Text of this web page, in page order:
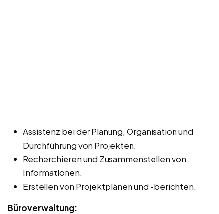
Assistenz bei der Planung, Organisation und
Durchführung von Projekten.
Recherchieren und Zusammenstellen von
Informationen.
Erstellen von Projektplänen und -berichten.
Büroverwaltung: